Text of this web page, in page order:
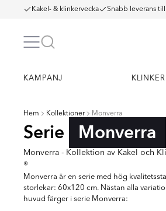
Kakel- & klinkervecka Snabb leverans
KAMPANJ KLINKER
Hem Kollektioner Monverra
Serie Monverra
Monverra - Kollektion av Kakel och
®
Monverra är en serie med hög
storlekar: 60x120 cm. Nästan alla
huvud färger i serie Monverra: